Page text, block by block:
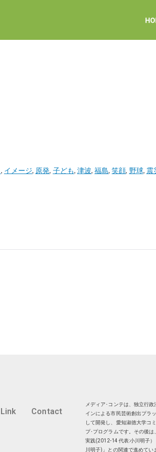
, イメージ, 原発, 子ども, 津波,福島,笑顔, 野球, 震
Link Contact
メディア･コンテは、独立行
インによる市民芸術創出プラ
して開発し、愛知淑徳大学コ
プ･プログラムです。その後
実践(2012-14 代表:小川明子
川明子)」との関連で進めてい